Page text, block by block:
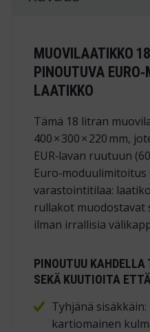
MUOVILAATIKKO
PINOUTUVA
LAATIKKO
Tämä 18 litran
400 × 300 × 220 mm,
EUR‑lavan ruutuun
varastointitilaa:
rullakot muodostavat
ilman irrallisia
PINOUTUU
SEKÄ KUUTIOITA
Tyhjänä
kartiomainen